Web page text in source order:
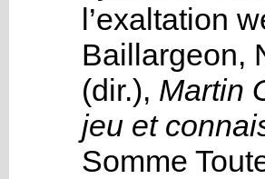
l’exaltation
Baillargeon,
(dir.), Martin
jeu et
Somme